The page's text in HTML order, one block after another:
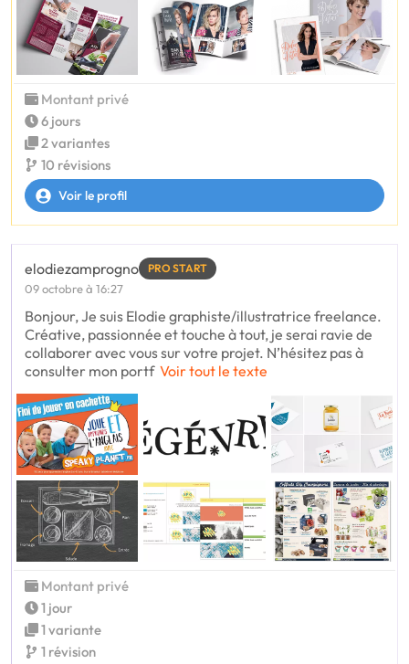
Montant privé
6 jours
2 variantes
10 révisions
Voir le profil
elodiezamprogno PRO START
09 octobre à 16:27
Bonjour, Je suis Elodie graphiste/illustratrice freelance.
Créative, passionnée et touche à tout, je serai ravie de
collaborer avec vous sur votre projet. N’hésitez pas à
consulter mon portf Voir tout le texte
Montant privé
1 jour
1 variante
1 révision